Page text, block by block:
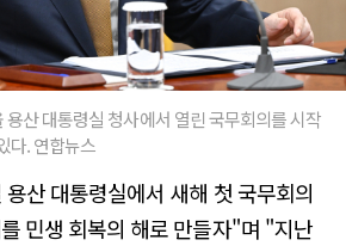
산 대통령실 청사에서 열린 국무회의를 시작
다. 연합뉴스
산 대통령실에서 새해 첫 국무회의
민생 회복의 해로 만들자"며 "지난